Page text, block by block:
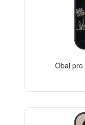
Obal pro